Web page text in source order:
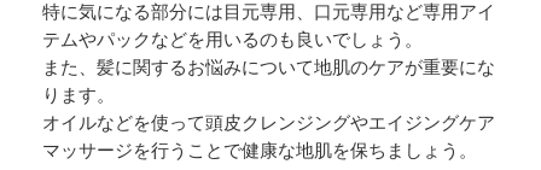
特に気になる部分には目元専用、口元専用など専用アイ
テムやパックなどを用いるのも良いでしょう。
また、髪に関するお悩みについて地肌のケアが重要にな
ります。
オイルなどを使って頭皮クレンジングやエイジングケア
マッサージを行うことで健康な地肌を保ちましょう。